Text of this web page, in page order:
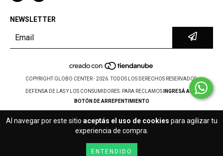
Al navegar por este sitio aceptás el uso de cookies para agilizar tu
experiencia de compra.
ENTENDIDO
NEWSLETTER
COPYRIGHT GLOBO CENTER - 2026. TODOS LOS DERECHOS RESERVADOS.
DEFENSA DE LAS Y LOS CONSUMIDORES. PARA RECLAMOS
INGRESÁ ACÁ.
BOTÓN DE ARREPENTIMIENTO